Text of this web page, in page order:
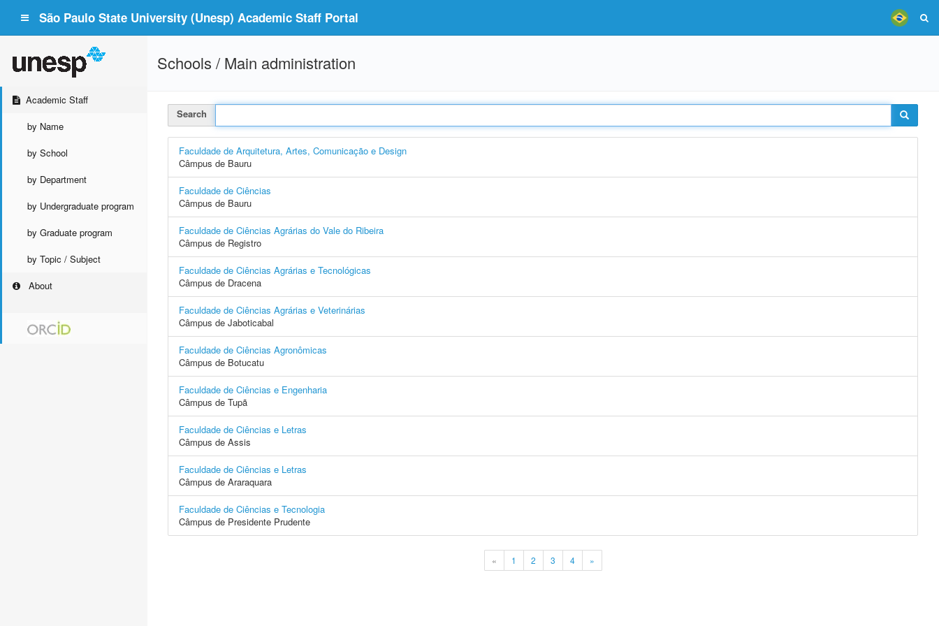
São Paulo State University (Unesp) Academic Staff Portal
Academic Staff
by Name
by School
by Department
by Undergraduate program
by Graduate program
by Topic / Subject
About
Schools / Main administration
Search
Faculdade de Arquitetura, Artes, Comunicação e Design
Câmpus de Bauru
Faculdade de Ciências
Câmpus de Bauru
Faculdade de Ciências Agrárias do Vale do Ribeira
Câmpus de Registro
Faculdade de Ciências Agrárias e Tecnológicas
Câmpus de Dracena
Faculdade de Ciências Agrárias e Veterinárias
Câmpus de Jaboticabal
Faculdade de Ciências Agronômicas
Câmpus de Botucatu
Faculdade de Ciências e Engenharia
Câmpus de Tupã
Faculdade de Ciências e Letras
Câmpus de Assis
Faculdade de Ciências e Letras
Câmpus de Araraquara
Faculdade de Ciências e Tecnologia
Câmpus de Presidente Prudente
« 1 2 3 4 »